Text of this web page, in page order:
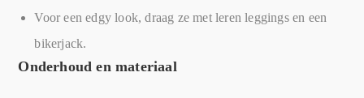
Voor een edgy look, draag ze met leren leggings en een
bikerjack.
Onderhoud en materiaal